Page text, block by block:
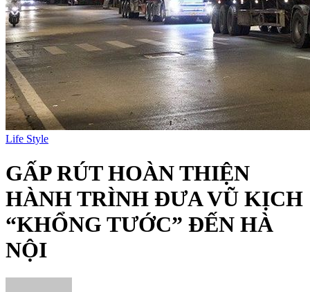
Life Style
GẤP RÚT HOÀN THIỆN
HÀNH TRÌNH ĐƯA VŨ KỊCH
“KHỔNG TƯỚC” ĐẾN HÀ
NỘI